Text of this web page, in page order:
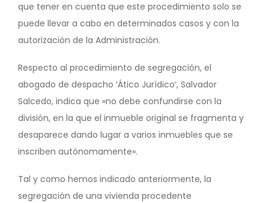
que tener en cuenta que este procedimiento solo se
puede llevar a cabo en determinados casos y con la
autorización de la Administración.
Respecto al procedimiento de segregación, el
abogado de despacho ‘Ático Jurídico‘, Salvador
Salcedo, indica que «no debe confundirse con la
división, en la que el inmueble original se fragmenta y
desaparece dando lugar a varios inmuebles que se
inscriben autónomamente».
Tal y como hemos indicado anteriormente, la
segregación de una vivienda procedente